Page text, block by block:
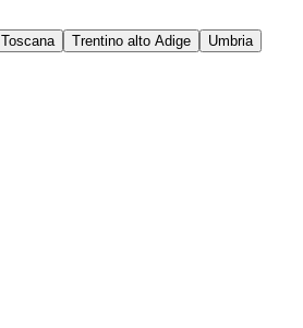
Toscana Trentino alto Adige
Umbria